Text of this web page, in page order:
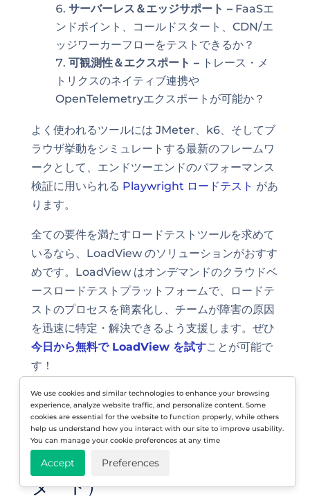
サーバーレス＆エッジサポート –FaaSエ
ンドポイント、コールドスタート、CDN/エ
ッジワーカーフローをテストできるか？
可観測性＆エクスポート –トレース・メ
トリクスのネイティブ連携や
OpenTelemetryエクスポートが可能か？
よく使われるツールには JMeter、k6、そしてブ
ラウザ挙動をシミュレートする最新のフレームワ
ークとして、エンドツーエンドのパフォーマンス
検証に用いられる Playwright ロードテスト があ
ります。
全ての要件を満たすロードテストツールを求めて
いるなら、LoadView のソリューションがおすす
めです。LoadView はオンデマンドのクラウドベ
ースロードテストプラットフォームで、ロードテ
ストのプロセスを簡素化し、チームが障害の原因
を迅速に特定・解決できるよう支援します。ぜひ
今日から無料で LoadView を試すことが可能で
す！
2026年におけるチームのロー
ドテスト実施法（クイックス
タート）
We use cookies and similar technologies to enhance your browsing
experience, analyze website traffic, and personalize content. Some
cookies are essential for the website to function properly, while others
help us understand how you interact with our site to improve usability.
You can manage your cookie preferences at any time
Accept Preferences